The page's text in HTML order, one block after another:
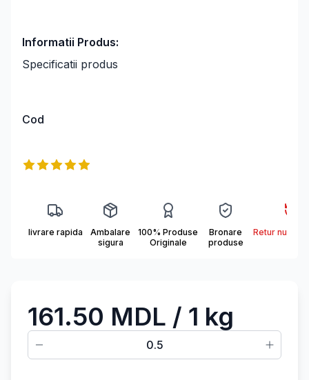
Informatii Produs:
Specificatii produs
Cod
Информация о продукте
Reviews
5out of 5 stars
livrare rapida
Ambalare
sigura
100% Produse
Originale
Bronare
produse
Retur nu se
161.50 MDL / 1 kg
0.5